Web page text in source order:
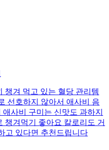
챙겨 먹고 있는 혈당 관리템
선호하지 않아서 애사비 음
사비 구미는 신맛도 과하지
챙겨먹기 좋아요 칼로리도 거
고 있다면 추천드립니다